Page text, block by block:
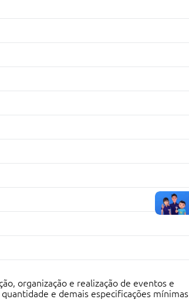
organização e realização de eventos e
e demais especificações mínimas